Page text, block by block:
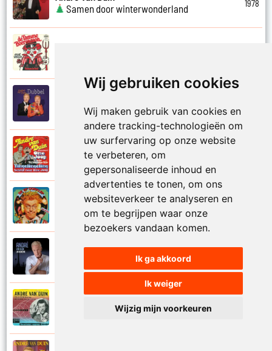
Wij gebruiken cookies
Wij maken gebruik van cookies en
andere tracking-technologieën om
uw surfervaring op onze website
te verbeteren, om
gepersonaliseerde inhoud en
advertenties te tonen, om ons
websiteverkeer te analyseren en
om te begrijpen waar onze
bezoekers vandaan komen.
Ik ga akkoord
Ik weiger
Wijzig mijn voorkeuren
Samen door winterwonderland
1978
Schijt maar in me pannetje
Andre Van Duin
Schrijf naar ome Joop
Andre Van Duin en Frans Van Dusschoten
Andre Van Duin
Andre Van Duin
Stoelen stoelen